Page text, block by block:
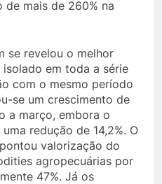
mais de 260% na
se revelou o melhor
em toda a série
com o mesmo período
se um crescimento de
a março, embora o
redução de 14,2%. O
valorização do
agropecuárias por
47%. Já os